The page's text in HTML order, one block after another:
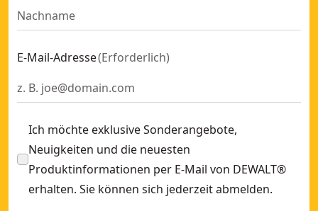
E-Mail-Adresse(Erforderlich)
Ich möchte exklusive Sonderangebote,
Neuigkeiten und die neuesten
Produktinformationen per E-Mail von DEWALT®
erhalten. Sie können sich jederzeit abmelden.